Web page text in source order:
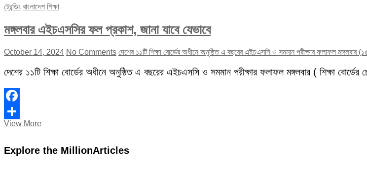
ট্রেন্ডিং বাংলাদেশ শিক্ষা
মঙ্গলবার এইচএসসির ফল প্রকাশ, জানা যাবে যেভাবে
October 14, 2024 No Comments দেশের ১১টি শিক্ষা বোর্ডের অধীনে অনুষ্ঠিত এ বছরের এইচএসসি ও সমমান পরীক্ষার ফলাফল মঙ্গলবার
দেশের ১১টি শিক্ষা বোর্ডের অধীনে অনুষ্ঠিত এ বছরের এইচএসসি ও সমমান পরীক্ষার ফলাফল মঙ্গলবার ( শিক্ষা
Facebook
Share
View Moreমঙ্গলবার
প্রকাশ,
Explore the MillionArticles